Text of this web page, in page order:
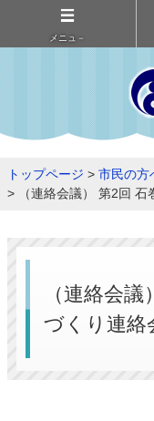
メニュ－
トップページ > 市民の方
> （連絡会議） 第2回 石
（連絡会
づくり連絡